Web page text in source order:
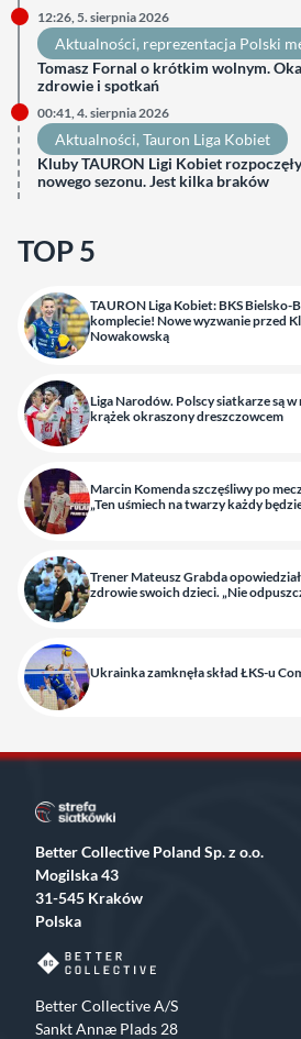
12:26, 5. sierpnia 2026
Aktualności, reprezentacja Polski
Tomasz Fornal o krótkim wolnym.
zdrowie i spotkań
00:41, 4. sierpnia 2026
Aktualności, Tauron Liga Kobiet
Kluby TAURON Ligi Kobiet
nowego sezonu. Jest kilka braków
TOP 5
TAURON Liga Kobiet: BKS Bielsko-
komplecie! Nowe wyzwanie przed
Nowakowską
Liga Narodów. Polscy siatkarze są
krążek okraszony dreszczowcem
Marcin Komenda szczęśliwy po
„Ten uśmiech na twarzy każdy
Trener Mateusz Grabda
zdrowie swoich dzieci. „Nie
Ukrainka zamknęła skład ŁKS-u
Better Collective Poland Sp. z o.o.
Mogilska 43
31-545 Kraków
Polska
Better Collective A/S
Sankt Annæ Plads 28